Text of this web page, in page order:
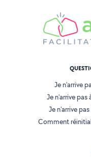
Je n'arrive
Je n'arrive
Je n'arrive
Comment